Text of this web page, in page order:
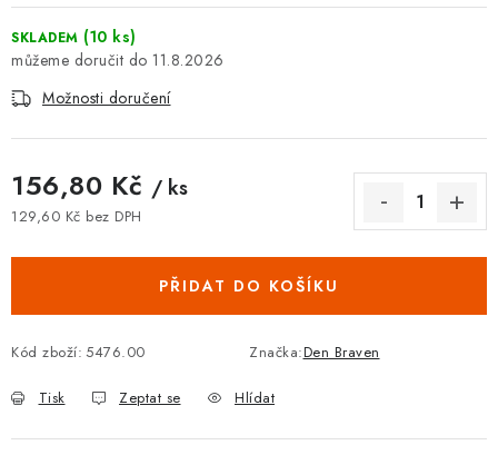
O NÁS
🚚 STAV OBJEDNÁVKY
DOPRAVA A PLATBA
VRÁCENÍ ZBOŽÍ A REKLAMACE
MOJE OBJEDNÁVKA
ZNAČKY
Hodnocení obchodu 🚚 Stav objednávky
Kontakt
Obchodní podmínky
SKLADEM (10 ks)
11.8.2026
Možnosti doručení
156,80 Kč / ks
129,60 Kč bez DPH
PŘIDAT DO KOŠÍKU
Kód zboží: 5476.00 Značka:Den Braven
Tisk Zeptat se Hlídat